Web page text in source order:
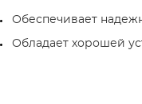
Обеспечивает
Обладает хорошей